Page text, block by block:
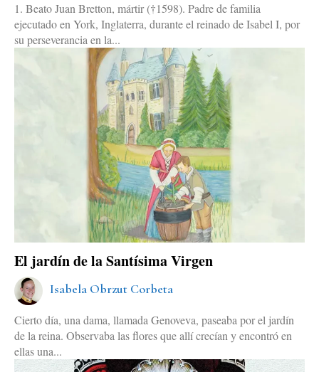
1. Beato Juan Bretton, mártir (†1598). Padre de familia
ejecutado en York, Inglaterra, durante el reinado de Isabel I, por
su perseverancia en la...
El jardín de la Santísima Virgen
Isabela Obrzut Corbeta
Cierto día, una dama, llamada Genoveva, paseaba por el jardín
de la reina. Observaba las flores que allí crecían y encontró en
ellas una...